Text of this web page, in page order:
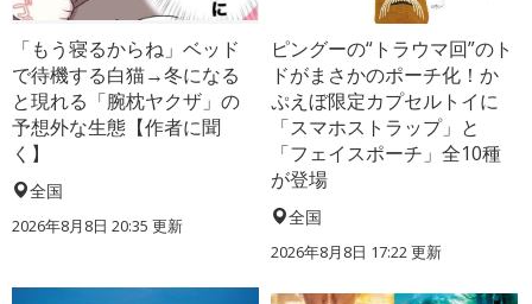
「もう寝るからね」ベッド
で待機する白猫→冬になる
と現れる「腕枕ヤクザ」の
予想外な生態【作者に聞
く】
全国
2026年8月8日 20:35 更新
ピングーの“トラウマ回”のト
ドがまさかのポーチ化！か
ぷえぼ限定カプセルトイに
「スマホストラップ」と
「フェイスポーチ」全10種
が登場
全国
2026年8月8日 17:22更新